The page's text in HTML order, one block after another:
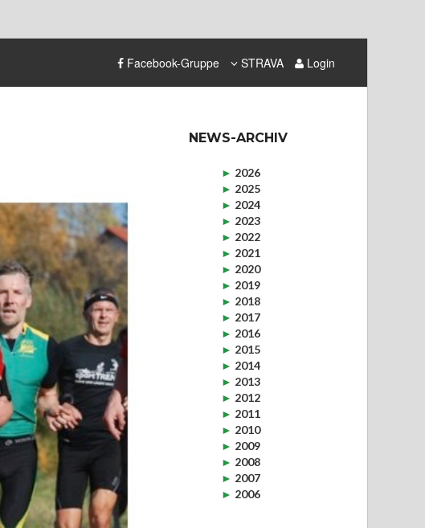
Facebook-Gruppe STRAVA Login
NEWS-ARCHIV
► 2026
► 2025
► 2024
► 2023
► 2022
► 2021
► 2020
► 2019
► 2018
► 2017
► 2016
► 2015
► 2014
► 2013
► 2012
► 2011
► 2010
► 2009
► 2008
► 2007
► 2006